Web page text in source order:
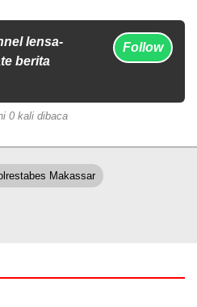
lensa-
berita
Follow
0 kali dibaca
Makassar